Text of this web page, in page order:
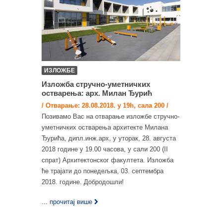
ИЗЛОЖБЕ
Изложба стручно-уметничких
остварења: арх. Милан Ђурић
/ Отварање: 28.08.2018. у 19h, сала 200 /
Позивамо Вас на отварање изложбе стручно-
уметничких остварења архитекте Милана
Ђурића, дипл.инж.арх, у уторак, 28. августа
2018 године у 19.00 часова, у сали 200 (II
спрат) Архитектонског факултета. Изложба
ће трајати до понедељка, 03. септембра
2018. године. Добродошли!
... прочитај више